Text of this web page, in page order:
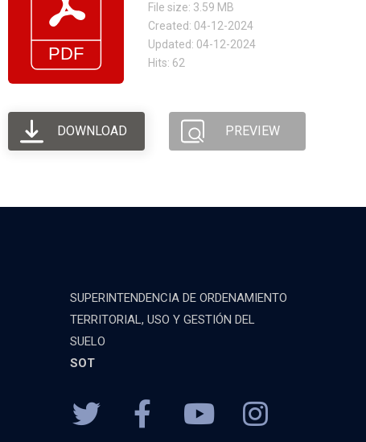
File size: 3.59 MB
Created: 04-12-2024
Updated: 04-12-2024
Hits: 62
DOWNLOAD PREVIEW
SUPERINTENDENCIA DE ORDENAMIENTO
TERRITORIAL, USO Y GESTIÓN DEL
SUELO
SOT